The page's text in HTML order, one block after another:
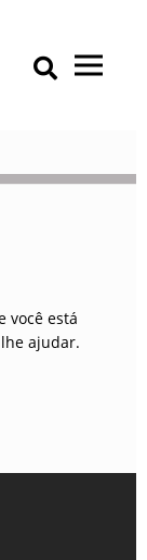
Primary Menu
você está
ajudar.